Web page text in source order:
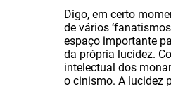
Digo, em certo
de vários
espaço importante
da própria lucidez.
intelectual dos
o cinismo. A lucidez